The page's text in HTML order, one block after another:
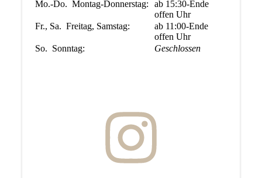
Mo.-Do. Montag-Donnerstag:
ab 15:30-Ende
offen Uhr
Fr., Sa. Freitag, Samstag:
ab 11:00-Ende
offen Uhr
So. Sonntag: Geschlossen